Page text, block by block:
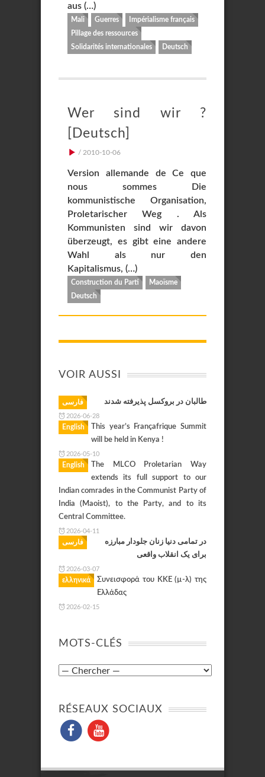
aus (…)
Mali Guerres
Impérialisme français
Pillage des ressources
Solidarités internationales
Deutsch
Wer sind wir ?
[Deutsch]
/ 2010-10-06
Version allemande de Ce que
nous sommes Die
kommunistische Organisation,
Proletarischer Weg . Als
Kommunisten sind wir davon
überzeugt, es gibt eine andere
Wahl als nur den
Kapitalismus, (…)
Construction du Parti
Maoïsme
Deutsch
VOIR AUSSI
فارسی طالبان در بروکسل پذیرفته شدند
2026-06-28
English
This year’s Françafrique Summit
will be held in Kenya !
2026-05-10
English
The MLCO Proletarian Way
extends its full support to our
Indian comrades in the Communist Party of
India (Maoist), to the Party, and to its
Central Committee.
2026-04-11
فارسی
در تمامی دنیا زنان جلودار مبارزه
برای یک انقلاب واقعی
2026-03-07
ελληνικά
Συνεισφορά του KKE (µ-λ) της
Ελλάδας
2026-02-15
MOTS-CLÉS
RÉSEAUX SOCIAUX